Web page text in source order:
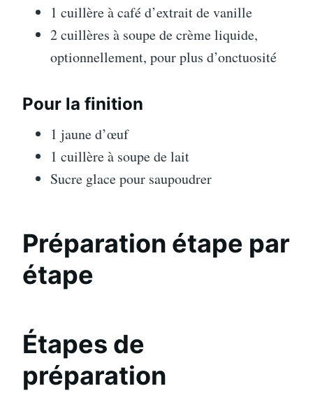
1 cuillère à café d’extrait de vanille
2 cuillères à soupe de crème liquide,
optionnellement, pour plus d’onctuosité
Pour la finition
1 jaune d’œuf
1 cuillère à soupe de lait
Sucre glace pour saupoudrer
Préparation étape par
étape
Étapes de
préparation